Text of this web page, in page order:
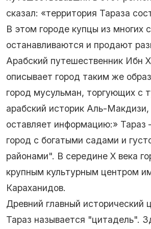
сказал: «территория Тараза
В этом городе купцы из многих
останавливаются и продают
Арабский путешественник Ибн
описывает город таким же
город мусульман, торгующих с
арабский историк Аль-Макдизи,
оставляет информацию:»
город с богатыми садами и
районами". В середине Х века
крупным культурным центром
Караханидов.
Древний главный исторический
Тараз называется "цитадель".